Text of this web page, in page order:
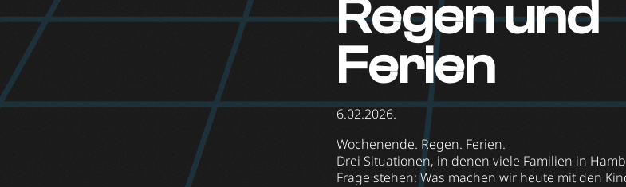
Regen und
Ferien
6.02.2026.
Wochenende. Regen. Ferien.
Drei Situationen, in denen viele Familien in
Frage stehen: Was machen wir heute mit den